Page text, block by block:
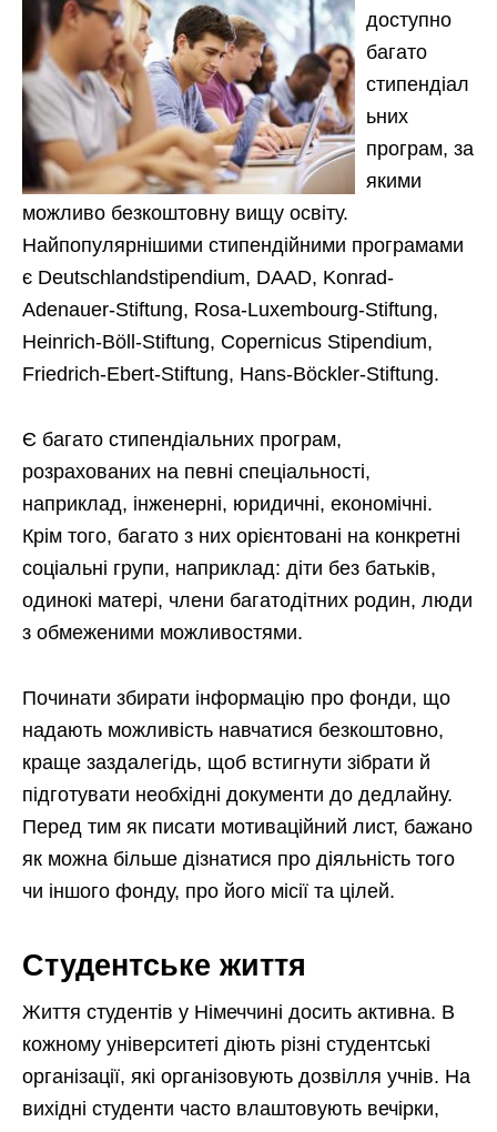
доступно
багато
стипендіал
ьних
програм, за
якими
можливо безкоштовну вищу освіту.
Найпопулярнішими стипендійними програмами
є Deutschlandstipendium, DAAD, Konrad-
Adenauer-Stiftung, Rosa-Luxembourg-Stiftung,
Heinrich-Böll-Stiftung, Copernicus Stipendium,
Friedrich-Ebert-Stiftung, Hans-Böckler-Stiftung.
Є багато стипендіальних програм,
розрахованих на певні спеціальності,
наприклад, інженерні, юридичні, економічні.
Крім того, багато з них орієнтовані на конкретні
соціальні групи, наприклад: діти без батьків,
одинокі матері, члени багатодітних родин, люди
з обмеженими можливостями.
Починати збирати інформацію про фонди, що
надають можливість навчатися безкоштовно,
краще заздалегідь, щоб встигнути зібрати й
підготувати необхідні документи до дедлайну.
Перед тим як писати мотиваційний лист, бажано
як можна більше дізнатися про діяльність того
чи іншого фонду, про його місії та цілей.
Студентське життя
Життя студентів у Німеччині досить активна. В
кожному університеті діють різні студентські
організації, які організовують дозвілля учнів. На
вихідні студенти часто влаштовують вечірки,